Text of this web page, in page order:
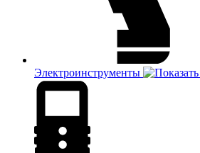
Электроинструменты